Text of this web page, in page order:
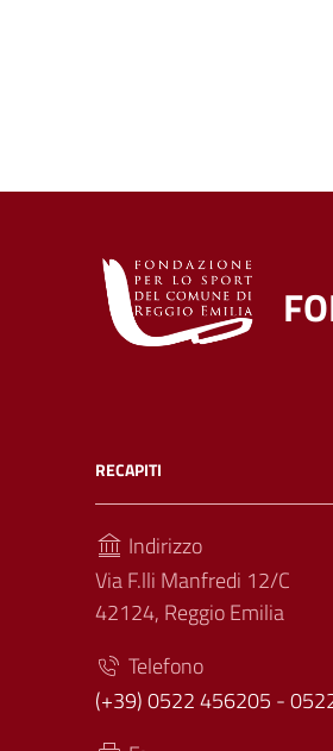
RECAPITI
Indirizzo
Via F.lli Manfredi 12/C
42124, Reggio Emilia
Telefono
(+39) 0522 456205 -